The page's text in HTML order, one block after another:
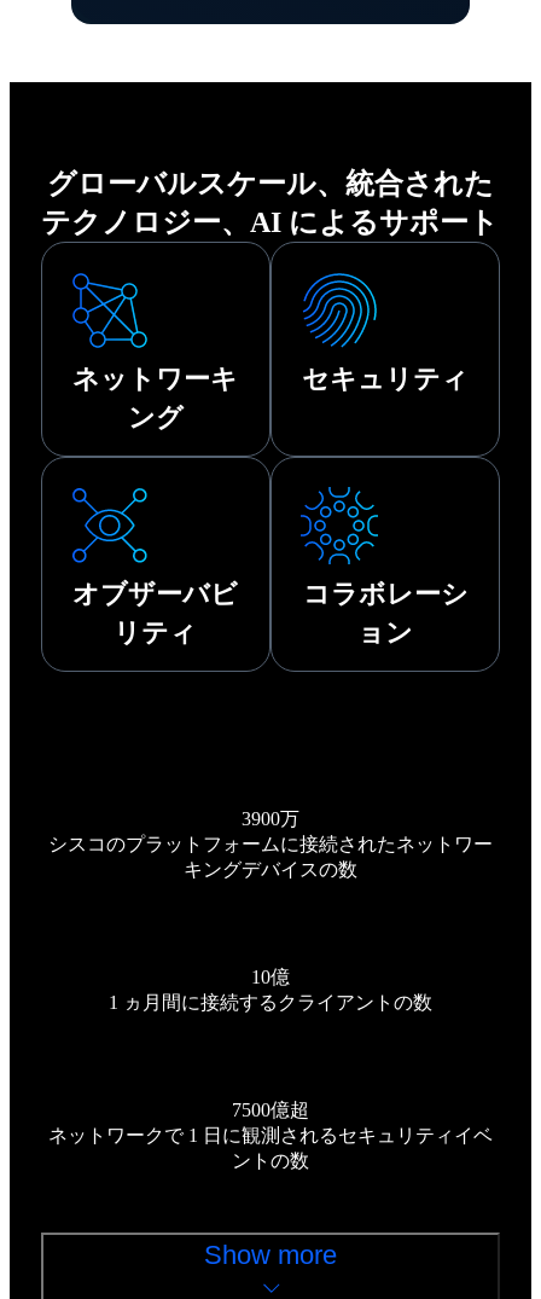
築できます。
うな中断が起きて
ができます。
グローバルスケール、統合された
テクノロジー、AI によるサポート
ネットワーキ
ング
セキュリティ
オブザーバビ
リティ
コラボレーシ
ョン
3900万
シスコのプラットフォームに接続されたネットワー
キングデバイスの数
10億
1 ヵ月間に接続するクライアントの数
7500億超
ネットワークで 1 日に観測されるセキュリティイベ
ントの数
Show more